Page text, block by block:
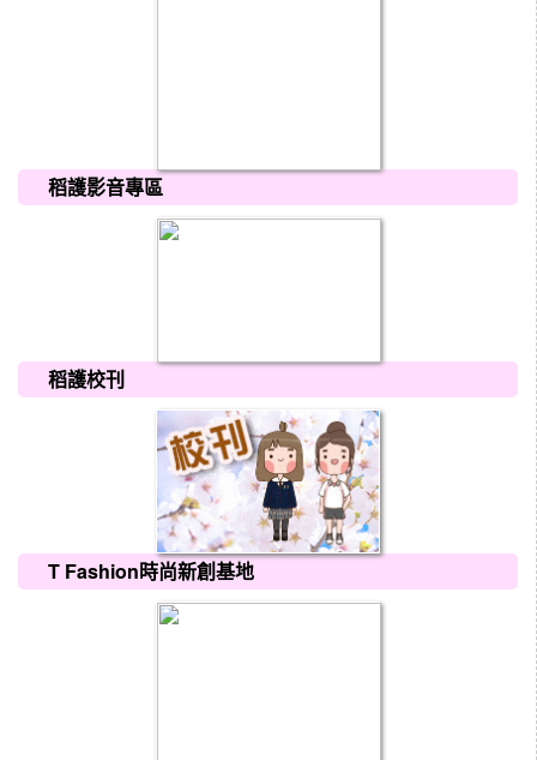
稻護影音專區
稻護校刊
T Fashion時尚新創基地